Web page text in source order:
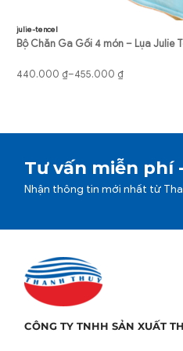
💤 MÔ TẢ SẢN
julie-tencel
Bộ Chăn Ga Gối 4 món – Lụa Julie
440.000 ₫–455.000 ₫
Khoảng
đến
Tư vấn miễn phí
Nhận thông tin mới nhất từ
CÔNG TY TNHH SẢN XUẤT